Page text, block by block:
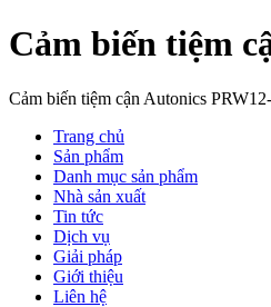
Cảm biến tiệm
Cảm biến tiệm cận Autonics
Trang chủ
Sản phẩm
Danh mục sản phẩm
Nhà sản xuất
Tin tức
Dịch vụ
Giải pháp
Giới thiệu
Liên hệ